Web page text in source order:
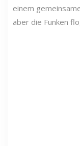
einem
aber die Funken